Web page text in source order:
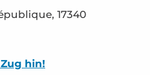
17340
hin!